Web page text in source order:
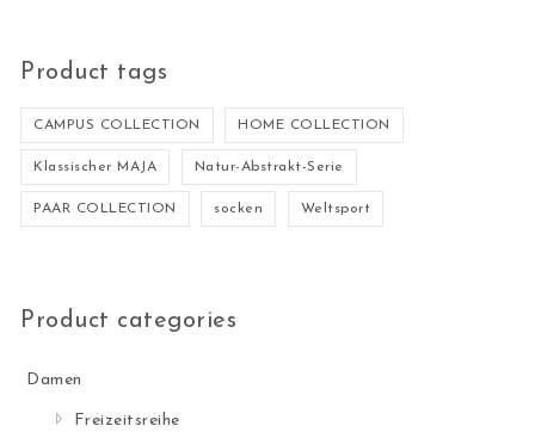
Product tags
CAMPUS COLLECTION HOME COLLECTION
Klassischer MAJA Natur-Abstrakt-Serie
PAAR COLLECTION socken Weltsport
Product categories
Damen
Freizeitsreihe